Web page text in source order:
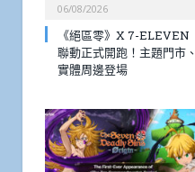
06/08/2026
《絕區零》X 7-ELEVEN
聯動正式開跑！主題門市、
實體周邊登場